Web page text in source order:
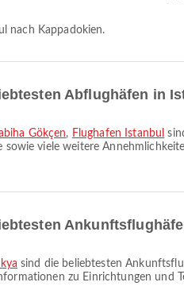
nach Kappadokien.
Abflughäfen in
Gökçen, Flughafen Istanbul
sowie viele weitere
sind die beliebtesten
zu Einrichtungen und